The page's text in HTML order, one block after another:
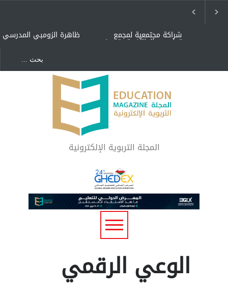
ظاهرة الزومبي المدرسي شراكة مجتمعية لمجمع
تعليمي بالطائف تستهدف
"كنت أنضرب ومافيني إلا
العافية" هل هذا مبرر
لاستمرار أسلوب التربية
المتوارث؟
لماذا تعد برامج توعية الأطفال
بخصوصية الجسد وقاية لا
فضول؟
المجلة التربوية الإلكترونية
الوعي الرقمي